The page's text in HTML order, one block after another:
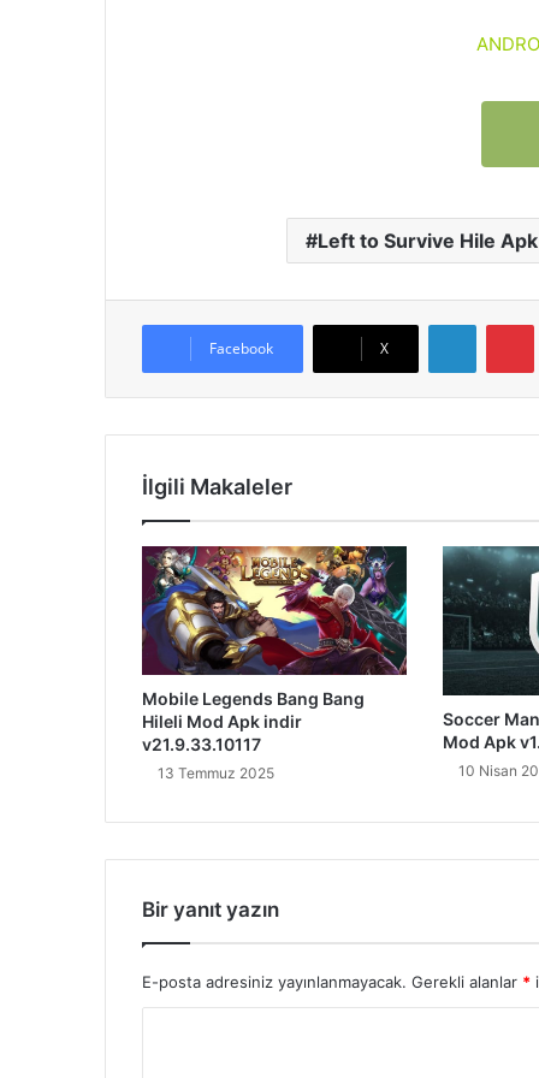
Left to Survive Hile Apk
Facebook X
LinkedIn
İlgili Makaleler
Mobile Legends Bang Bang
Hileli Mod Apk indir
v21.9.33.10117
13 Temmuz 2025
Soccer
Mod Apk
10 Nisan
Bir yanıt yazın
E-posta adresiniz yayınlanmayacak. Gerekli alanlar *